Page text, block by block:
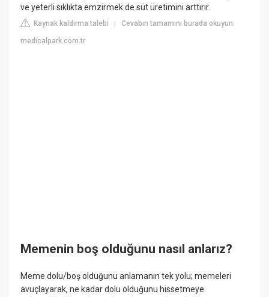
ve yeterli sıklıkta emzirmek de süt üretimini arttırır.
Kaynak kaldırma talebi |Cevabın tamamını burada okuyun:
medicalpark.com.tr
Memenin boş olduğunu nasıl anlarız?
Meme dolu/boş olduğunu anlamanın tek yolu; memeleri
avuçlayarak, ne kadar dolu olduğunu hissetmeye